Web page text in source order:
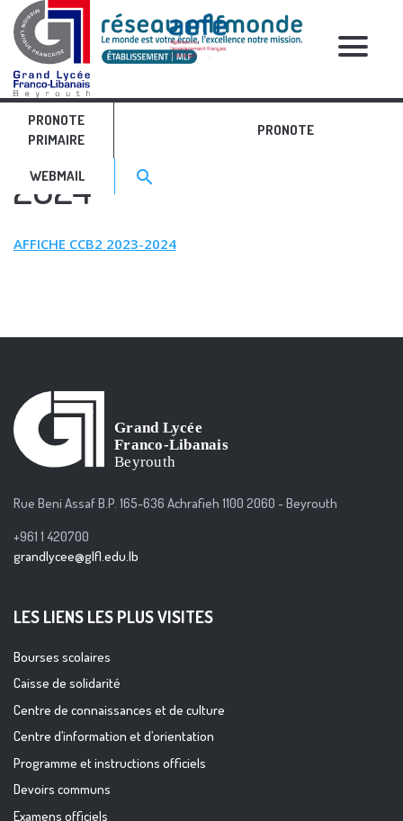
PRONOTE
PRIMAIRE
PRONOTE
WEBMAIL Search for:>
search
RELATIVE POSTS
AFFICHE CCB2 2023-
2024
AFFICHE CCB2 2023-2024
Rue Beni Assaf B.P. 165-636 Achrafieh 1100 2060 - Beyrouth
+961 1 420700
grandlycee@glfl.edu.lb
LES LIENS LES PLUS VISITES
Bourses scolaires
Caisse de solidarité
Centre de connaissances et de culture
Centre d’information et d’orientation
Programme et instructions officiels
Devoirs communs
Examens officiels